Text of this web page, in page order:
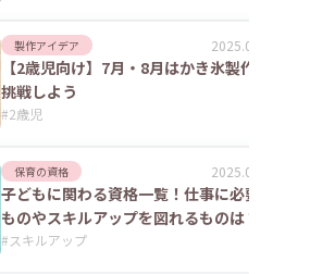
製作アイデア 2025.09.04
【2歳児向け】7月・8月はかき氷製作に
挑戦しよう
#2歳児
保育の資格 2025.06.02
子どもに関わる資格一覧！仕事に必要な
ものやスキルアップを図れるものは？
#スキルアップ